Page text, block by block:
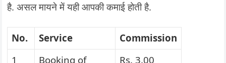
है. असल मायने में यही आपकी कमाई होती है.
No. Service
Commission
1
Booking of
Rs. 3.00